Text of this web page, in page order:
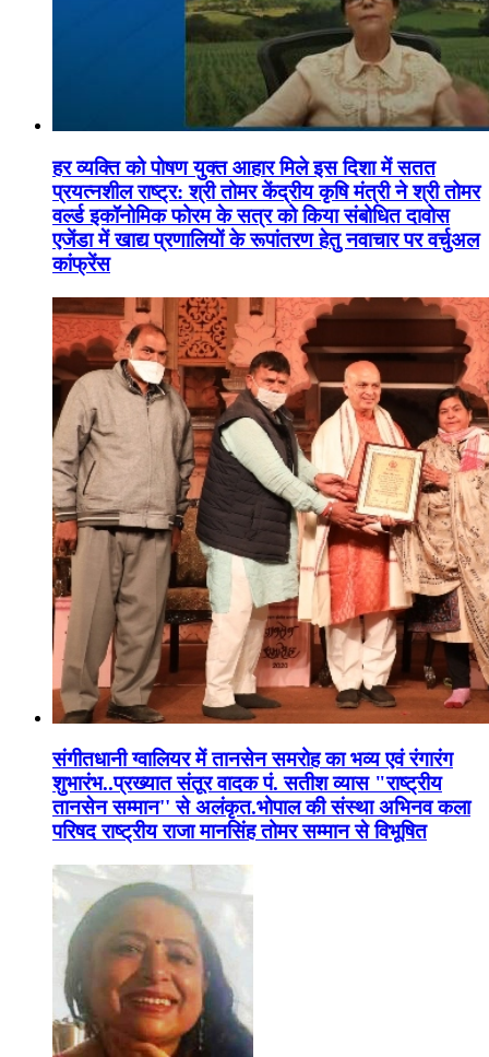
हर व्यक्ति को पोषण युक्त आहार मिले इस दिशा में सतत
प्रयत्नशील राष्ट्र: श्री तोमर केंद्रीय कृषि मंत्री ने श्री तोमर
वर्ल्ड इकॉनोमिक फोरम के सत्र को किया संबोधित दावोस
एजेंडा में खाद्य प्रणालियों के रूपांतरण हेतु नवाचार पर वर्चुअल
कांफ्रेंस
संगीतधानी ग्वालियर में तानसेन समरोह का भव्य एवं रंगारंग
शुभारंभ..प्रख्यात संतूर वादक पं. सतीश व्यास "राष्ट्रीय
तानसेन सम्मान'' से अलंकृत.भोपाल की संस्था अभिनव कला
परिषद राष्ट्रीय राजा मानसिंह तोमर सम्मान से विभूषित